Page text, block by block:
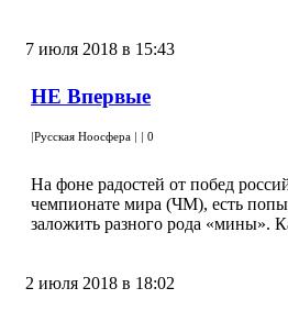
7 июля 2018 в 15:43
НЕ Впервые
|Русская Ноосфера | | 0
На фоне радостей от побед
чемпионате мира (ЧМ), есть
заложить разного рода «мины».
2 июля 2018 в 18:02